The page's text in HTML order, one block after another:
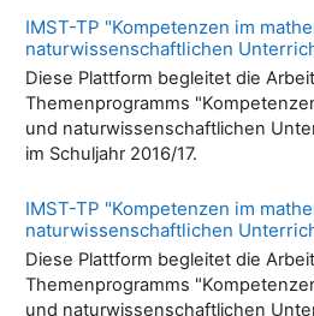
IMST-TP "Kompetenzen im
naturwissenschaftlichen
Diese Plattform begleitet die
Themenprogramms
und naturwissenschaftlichen
im Schuljahr 2016/17.
IMST-TP "Kompetenzen im
naturwissenschaftlichen
Diese Plattform begleitet die
Themenprogramms
und naturwissenschaftlichen